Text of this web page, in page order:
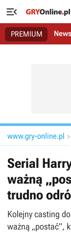

PREMIUM
www.gry-online.pl 
Serial
ważną
trudno
Kolejny casting
ważną „postać”,